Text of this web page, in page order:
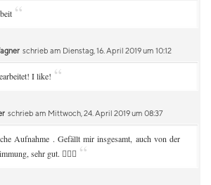
“
schrieb am Dienstag, 16. April 2019 um 10:12
I like! “
schrieb am Mittwoch, 24. April 2019 um 08:37
Aufnahme . Gefällt mir insgesamt, auch von der
sehr gut. 👌🏻😊 “